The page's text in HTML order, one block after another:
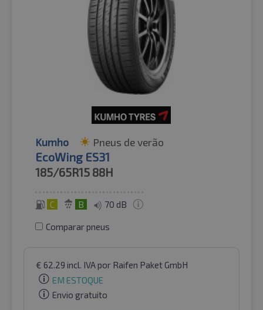
Kumho Pneus de verão
EcoWing ES31
185/65R15 88H
C B 70 dB
Comparar pneus
€ 62.29 incl. IVApor Raifen Paket GmbH
EM ESTOQUE
Envio gratuito